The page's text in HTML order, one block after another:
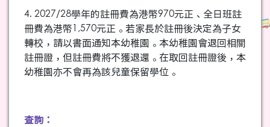
4. 2027/28學年的註冊費為港幣970元正、全日班註
冊費為港幣1,570元正。若家長於註冊後決定為子女
轉校，請以書面通知本幼稚園。本幼稚園會退回相關
註冊證，但註冊費將不獲退還。在取回註冊證後，本
幼稚園亦不會再為該兒童保留學位。
查詢：